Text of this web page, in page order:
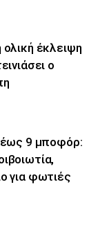
έκλειψη
ο
έως 9 μποφόρ:
για φωτιές